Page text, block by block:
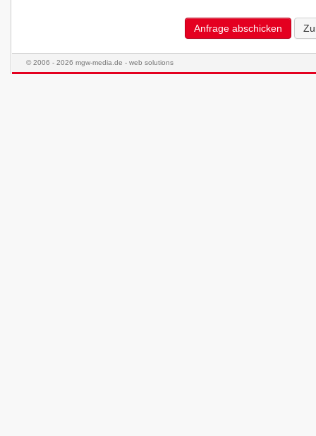
Anfrage abschicken
© 2006 - 2026 mgw-media.de - web solutions